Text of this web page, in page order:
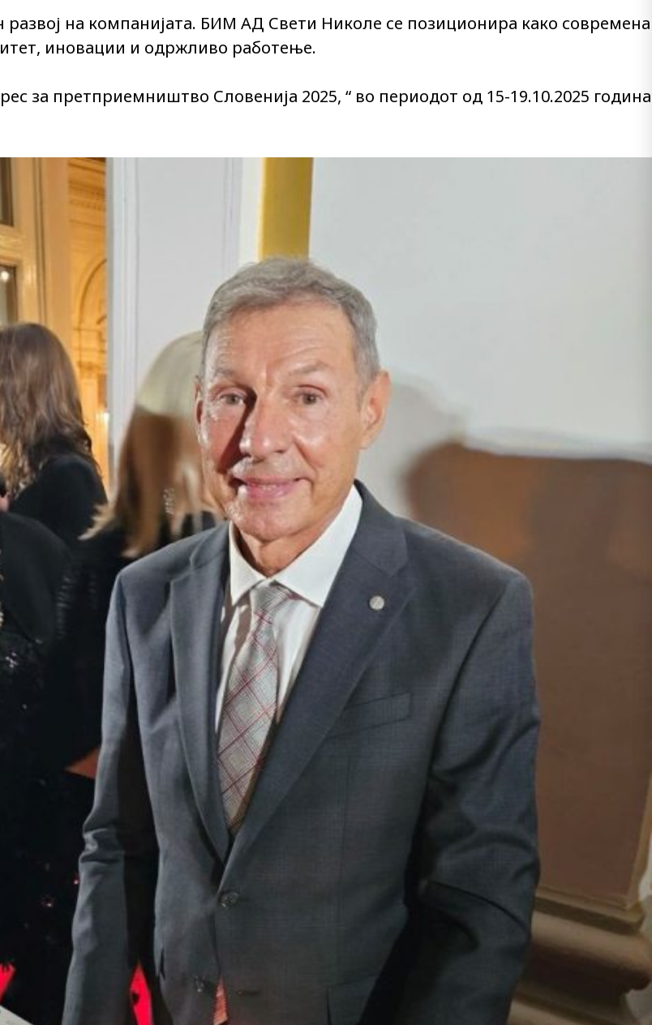
развој на компанијата. БИМ АД Свети Николе се позиционира како современа
иновации и одржливо работење.
за претприемништво Словенија 2025, “ во периодот од 15-19.10.2025 година